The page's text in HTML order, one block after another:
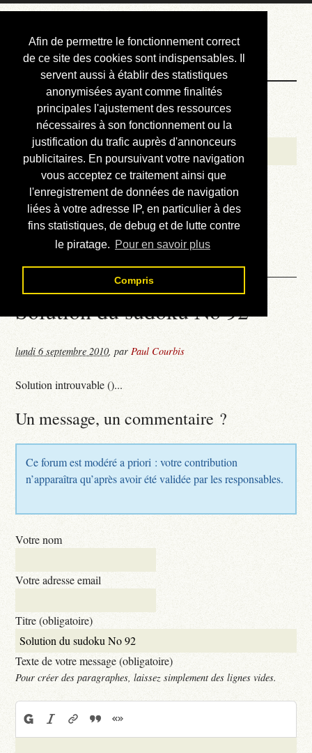
Afin de permettre le fonctionnement correct
de ce site des cookies sont indispensables. Il
servent aussi à établir des statistiques
anonymisées ayant comme finalités
principales l'ajustement des ressources
nécessaires à son fonctionnement ou la
justification du trafic auprès d'annonceurs
publicitaires. En poursuivant votre navigation
vous acceptez ce traitement ainsi que
l'enregistrement de données de navigation
liées à votre adresse IP, en particulier à des
fins statistiques, de debug et de lutte contre
le piratage. Pour en savoir plus
Compris
Courbis, « LE »
Blog Officiel
Bienvenue
Réalisations
Divers (et d’été)
Annonces
Liens externes
Téléchargement
Contact
Solution du sudoku No 92
lundi 6 septembre 2010,parPaul Courbis
Solution introuvable ()...
Un message, un commentaire ?
Ce forum est modéré a priori : votre contribution
n’apparaîtra qu’après avoir été validée par les responsables.
Votre nom
Votre adresse email
Titre (obligatoire)
Texte de votre message (obligatoire)
Pour créer des paragraphes, laissez simplement des lignes vides.